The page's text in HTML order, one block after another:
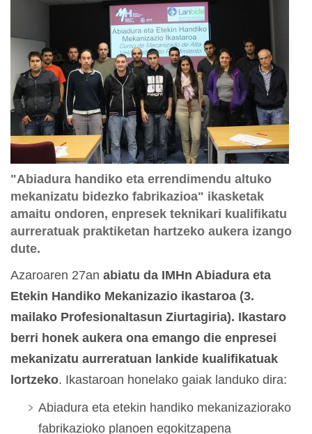
"Abiadura handiko eta errendimendu altuko
mekanizatu bidezko fabrikazioa" ikasketak
amaitu ondoren, enpresek teknikari kualifikatu
aurreratuak praktiketan hartzeko aukera izango
dute.
Azaroaren 27an abiatu da IMHn Abiadura eta
Etekin Handiko Mekanizazio ikastaroa (3.
mailako Profesionaltasun Ziurtagiria). Ikastaro
berri honek aukera ona emango die enpresei
mekanizatu aurreratuan lankide kualifikatuak
lortzeko. Ikastaroan honelako gaiak landuko dira:
Abiadura eta etekin handiko mekanizaziorako
fabrikazioko planoen egokitzapena